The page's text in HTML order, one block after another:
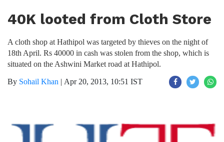
40K looted from Cloth Store
A cloth shop at Hathipol was targeted by thieves on the night of
18th April. Rs 40000 in cash was stolen from the shop, which is
situated on the Ashwini Market road at Hathipol.
By Sohail Khan | Apr 20, 2013, 10:51 IST